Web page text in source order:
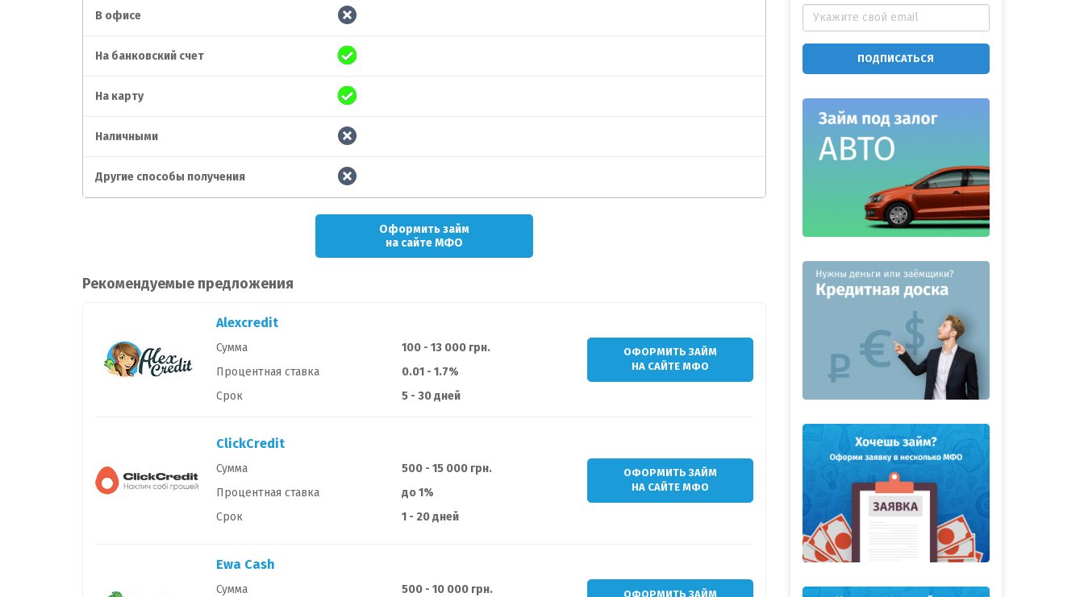
В офисе
На банковский счет
На карту
Наличными
Другие способы получения
Оформить займ
на сайте МФО
Рекомендуемые предложения
Alexcredit
Сумма
100 - 13 000 грн.
Процентная ставка
0.01 - 1.7%
Срок
5 - 30 дней
ОФОРМИТЬ ЗАЙМ
НА САЙТЕ МФО
ClickCredit
Сумма
500 - 15 000 грн.
Процентная ставка
до 1%
Срок
1 - 20 дней
ОФОРМИТЬ ЗАЙМ
НА САЙТЕ МФО
Ewa Cash
Сумма
500 - 10 000 грн.
ОФОРМИТЬ ЗАЙМ
ПОДПИСАТЬСЯ